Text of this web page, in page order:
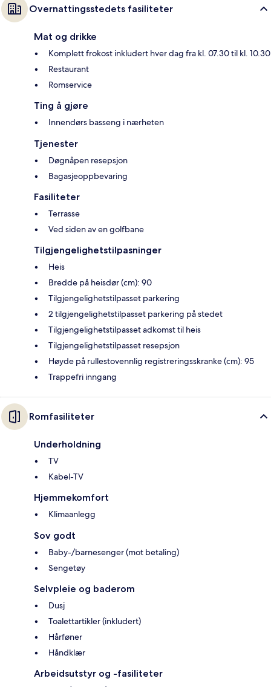
Overnattingsstedets fasiliteter
Mat og drikke
Komplett frokost inkludert hver dag fra kl. 07.30 til kl. 10.30
Restaurant
Romservice
Ting å gjøre
Innendørs basseng i nærheten
Tjenester
Døgnåpen resepsjon
Bagasjeoppbevaring
Fasiliteter
Terrasse
Ved siden av en golfbane
Tilgjengelighetstilpasninger
Heis
Bredde på heisdør (cm): 90
Tilgjengelighetstilpasset parkering
2 tilgjengelighetstilpasset parkering på stedet
Tilgjengelighetstilpasset adkomst til heis
Tilgjengelighetstilpasset resepsjon
Høyde på rullestovennlig registreringsskranke (cm): 95
Trappefri inngang
Romfasiliteter
Underholdning
TV
Kabel-TV
Hjemmekomfort
Klimaanlegg
Sov godt
Baby-/barnesenger (mot betaling)
Sengetøy
Selvpleie og baderom
Dusj
Toalettartikler (inkludert)
Hårføner
Håndklær
Arbeidsutstyr og -fasiliteter